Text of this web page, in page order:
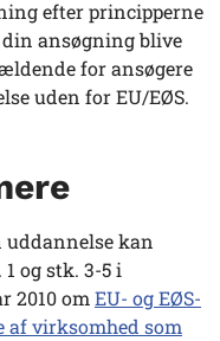
efter principperne
ansøgning blive
for ansøgere
uden for EU/EØS.
uddannelse kan
og stk. 3-5 i
2010 omEU- og EØS-
af virksomhed som